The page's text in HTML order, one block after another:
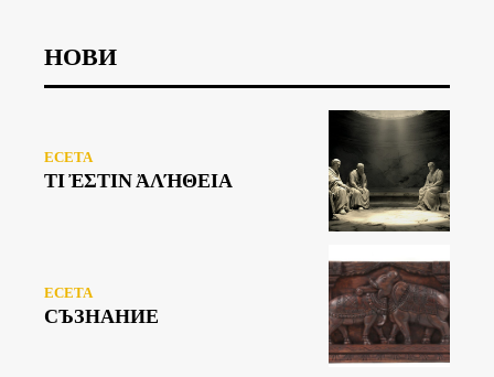
НОВИ
ЕСЕТА
ΤΙ ἘΣΤΙΝ ἈΛΉΘΕΙΑ
ЕСЕТА
СЪЗНАНИЕ